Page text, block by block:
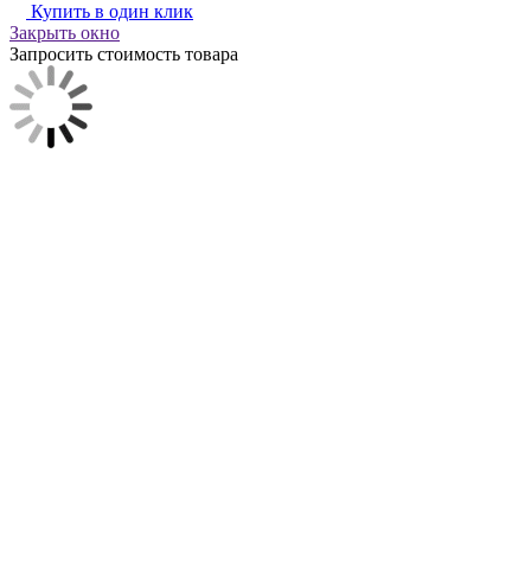
Купить в один клик
Закрыть окно
Запросить стоимость товара